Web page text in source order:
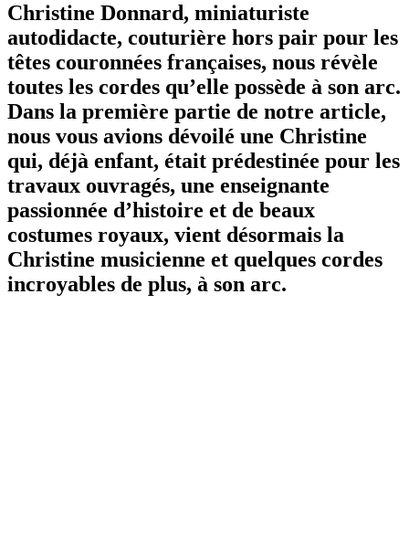
Christine Donnard, miniaturiste
autodidacte, couturière hors pair pour les
têtes couronnées françaises, nous révèle
toutes les cordes qu’elle possède à son arc.
Dans la première partie de notre article,
nous vous avions dévoilé une Christine
qui, déjà enfant, était prédestinée pour les
travaux ouvragés, une enseignante
passionnée d’histoire et de beaux
costumes royaux, vient désormais la
Christine musicienne et quelques cordes
incroyables de plus, à son arc.